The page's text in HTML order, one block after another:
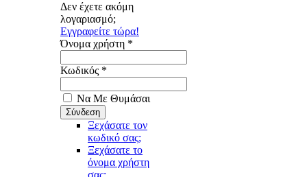
Δεν έχετε ακόμη
λογαριασμό;
Εγγραφείτε τώρα!
Όνομα χρήστη *
Κωδικός *
Να Με Θυμάσαι
Ξεχάσατε τον
κωδικό σας;
Ξεχάσατε το
όνομα χρήστη